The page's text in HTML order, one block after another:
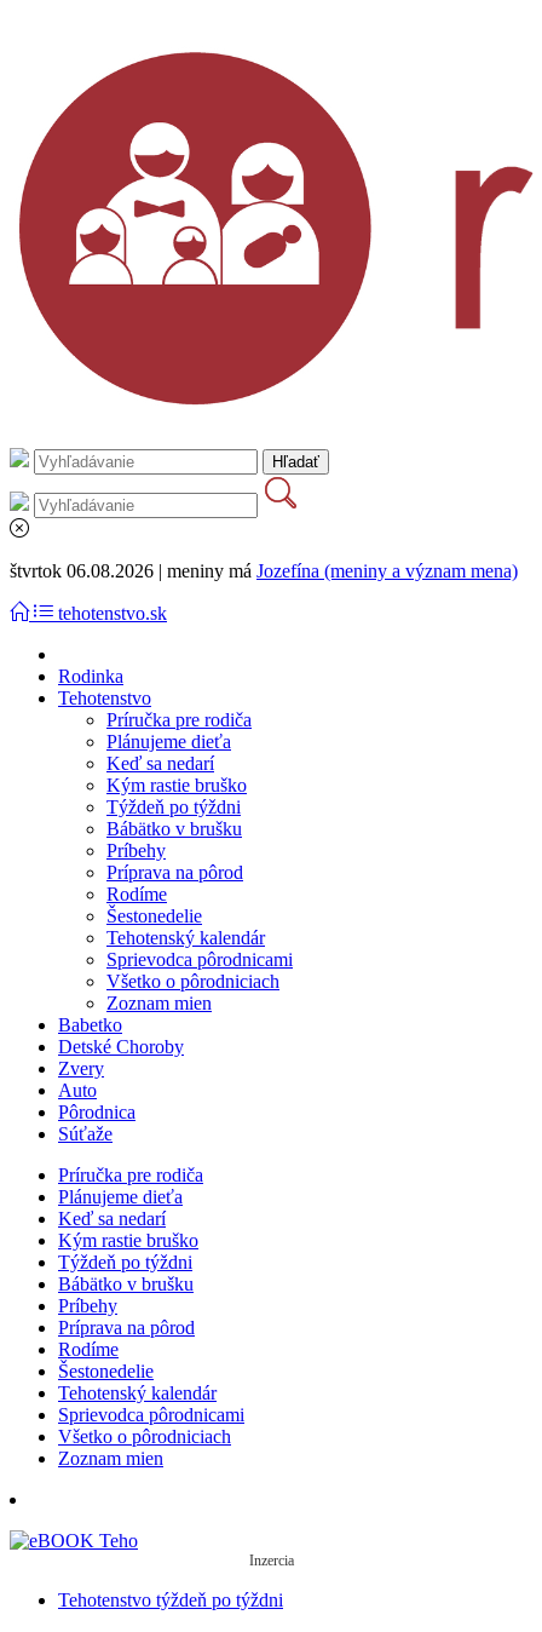
štvrtok 06.08.2026 | meniny má Jozefína (meniny a význam mena)
tehotenstvo.sk
Rodinka
Tehotenstvo
Príručka pre rodiča
Plánujeme dieťa
Keď sa nedarí
Kým rastie bruško
Týždeň po týždni
Bábätko v brušku
Príbehy
Príprava na pôrod
Rodíme
Šestonedelie
Tehotenský kalendár
Sprievodca pôrodnicami
Všetko o pôrodniciach
Zoznam mien
Babetko
Detské Choroby
Zvery
Auto
Pôrodnica
Súťaže
Príručka pre rodiča
Plánujeme dieťa
Keď sa nedarí
Kým rastie bruško
Týždeň po týždni
Bábätko v brušku
Príbehy
Príprava na pôrod
Rodíme
Šestonedelie
Tehotenský kalendár
Sprievodca pôrodnicami
Všetko o pôrodniciach
Zoznam mien
Inzercia
Tehotenstvo týždeň po týždni